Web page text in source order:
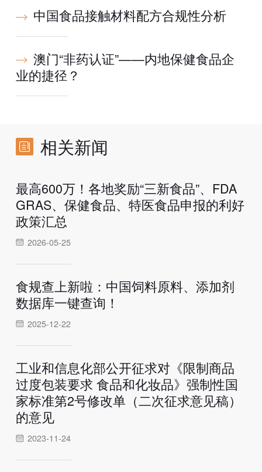
中国食品接触材料配方合规性分析
澳门“非药认证”——内地保健食品企
业的捷径？
相关新闻
最高600万！各地奖励“三新食品”、FDA
GRAS、保健食品、特医食品申报的利好
政策汇总
2026-05-25
食规查上新啦：中国饲料原料、添加剂
数据库一键查询！
2025-12-22
工业和信息化部公开征求对《限制商品
过度包装要求 食品和化妆品》强制性国
家标准第2号修改单（二次征求意见稿）
的意见
2023-11-24